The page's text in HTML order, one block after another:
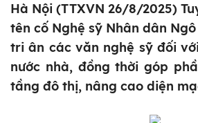
Hà Nội (TTXVN 26/8/2025)
tên cố Nghệ sỹ Nhân dân
tri ân các văn nghệ sỹ đối
nước nhà, đồng thời góp
tầng đô thị, nâng cao diện